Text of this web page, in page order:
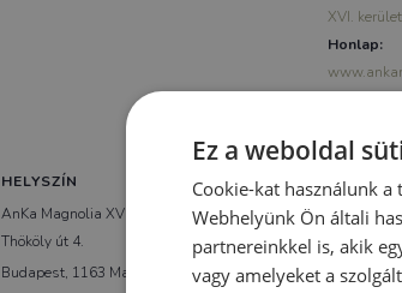
XVI. kerület
Honlap:
HELYSZÍN
AnKa Magnolia XVI.
Thököly út 4.
Budapest, 1163 Magyarország
Ez a weboldal
Cookie-kat használunk
Webhelyünk Ön általi
partnereinkkel is, akik
vagy amelyeket a